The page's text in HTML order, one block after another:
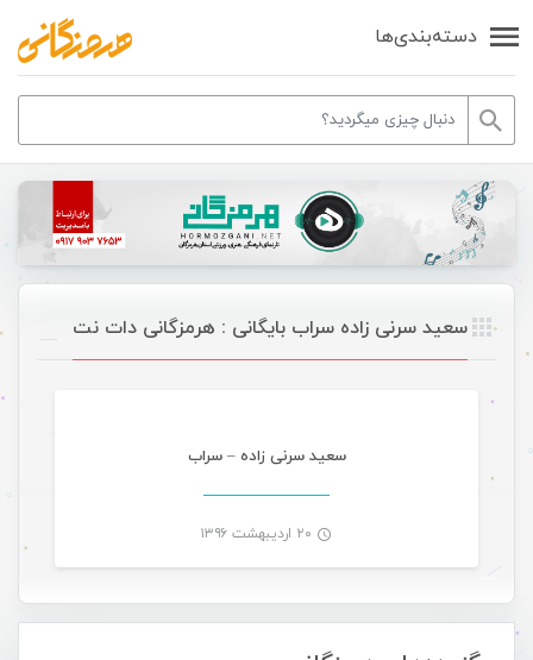
دسته‌بندی‌ها
سعید سرنی زاده سراب بایگانی : هرمزگانی دات نت
سعید سرنی زاده – سراب
۲۰ اردیبهشت ۱۳۹۶